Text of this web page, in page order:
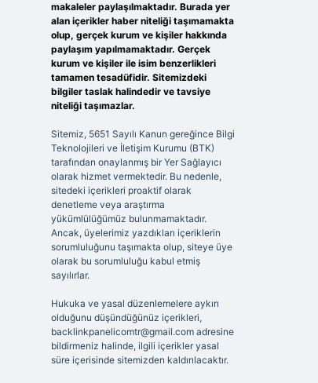
makaleler paylaşılmaktadır. Burada yer
alan içerikler haber niteliği taşımamakta
olup, gerçek kurum ve kişiler hakkında
paylaşım yapılmamaktadır. Gerçek
kurum ve kişiler ile isim benzerlikleri
tamamen tesadüfidir. Sitemizdeki
bilgiler taslak halindedir ve tavsiye
niteliği taşımazlar.
Sitemiz, 5651 Sayılı Kanun gereğince Bilgi
Teknolojileri ve İletişim Kurumu (BTK)
tarafından onaylanmış bir Yer Sağlayıcı
olarak hizmet vermektedir. Bu nedenle,
sitedeki içerikleri proaktif olarak
denetleme veya araştırma
yükümlülüğümüz bulunmamaktadır.
Ancak, üyelerimiz yazdıkları içeriklerin
sorumluluğunu taşımakta olup, siteye üye
olarak bu sorumluluğu kabul etmiş
sayılırlar.
Hukuka ve yasal düzenlemelere aykırı
olduğunu düşündüğünüz içerikleri,
backlinkpanelicomtr@gmail.comadresine
bildirmeniz halinde, ilgili içerikler yasal
süre içerisinde sitemizden kaldırılacaktır.